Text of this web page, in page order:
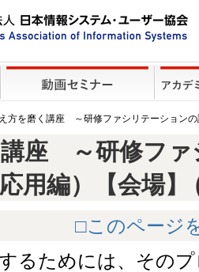
方を磨く講座 ～研修ファシリテーション
座 ～研修ファ
用編）【会場】
□このページ
るためには、その